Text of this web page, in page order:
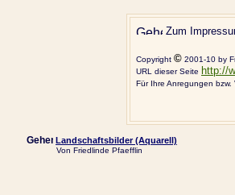
Zum
Copyright © 2001-10 by
URL dieser Seite http://
Für Ihre Anregungen
Landschaftsbilder (Aquarell)
Von Friedlinde Pfaefflin